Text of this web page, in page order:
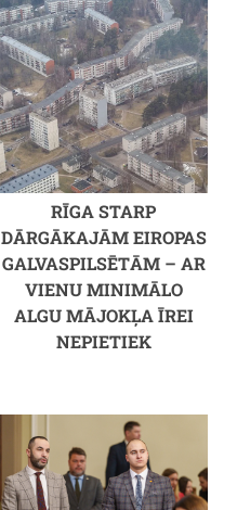
RĪGA STARP
DĀRGĀKAJĀM EIROPAS
GALVASPILSĒTĀM – AR
VIENU MINIMĀLO
ALGU MĀJOKĻA ĪREI
NEPIETIEK